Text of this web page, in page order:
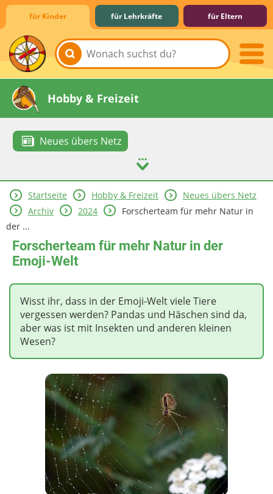
für Kinder für Lehrkräfte für Eltern
Lernen & Schule
Hobby & Freizeit
Neues übers Netz
Spiel & Spaß
Mitreden & Mitmachen
Startseite Hobby & Freizeit
Neues übers Netz
Archiv
2024
Forscherteam für mehr Natur in
der ...
Forscherteam für mehr Natur in der
Emoji-Welt
Wisst ihr, dass in der Emoji-Welt viele Tiere
vergessen werden? Pandas und Häschen sind da,
aber was ist mit Insekten und anderen kleinen
Wesen?